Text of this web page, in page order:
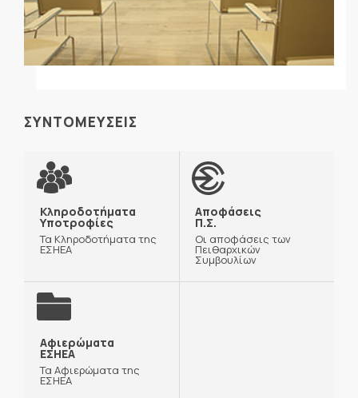
ΣΥΝΤΟΜΕΥΣΕΙΣ
Κληροδοτήματα
Υποτροφίες
Τα Κληροδοτήματα της
ΕΣΗΕΑ
Αποφάσεις
Π.Σ.
Οι αποφάσεις των
Πειθαρχικών
Συμβουλίων
Αφιερώματα
ΕΣΗΕΑ
Τα Αφιερώματα της
ΕΣΗΕΑ